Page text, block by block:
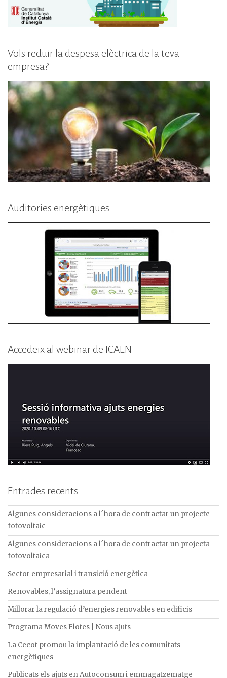
Vols reduir la despesa elèctrica de la teva
empresa?
Auditories energètiques
Accedeix al webinar de ICAEN
Entrades recents
Algunes consideracions a l´hora de contractar un projecte
fotovoltaic
Algunes consideracions a l´hora de contractar un projecta
fotovoltaica
Sector empresarial i transició energètica
Renovables, l’assignatura pendent
Millorar la regulació d’energies renovables en edificis
Programa Moves Flotes | Nous ajuts
La Cecot promou la implantació de les comunitats
energètiques
Publicats els ajuts en Autoconsum i emmagatzematge